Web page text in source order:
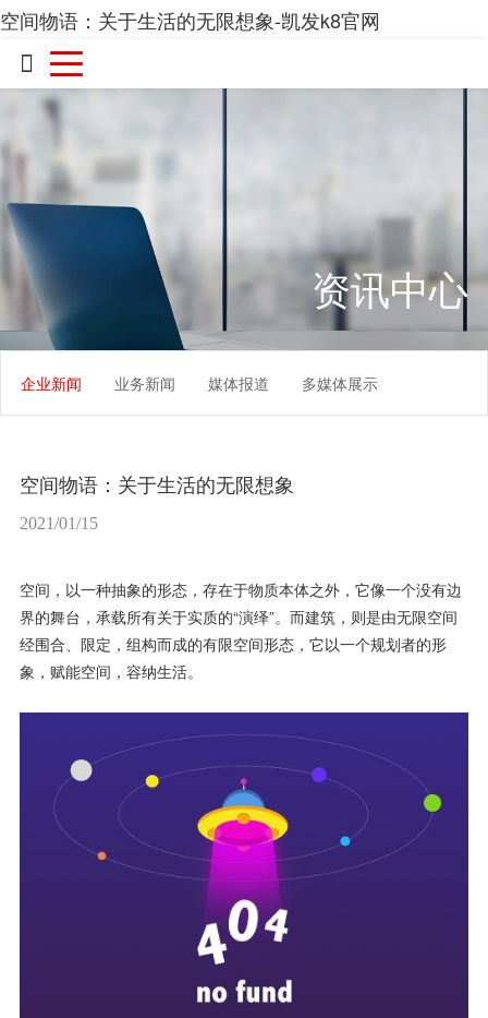
空间物语：关于生活的无限想象-凯发k8官网

资讯中心
企业新闻 业务新闻 媒体报道 多媒体展示
空间物语：关于生活的无限想象
2021/01/15
空间，以一种抽象的形态，存在于物质本体之外，它像一个没有边
界的舞台，承载所有关于实质的“演绎”。而建筑，则是由无限空间
经围合、限定，组构而成的有限空间形态，它以一个规划者的形
象，赋能空间，容纳生活。